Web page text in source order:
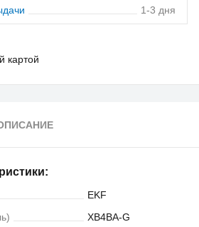
1-3 дня
картой
EKF
XB4BA-G